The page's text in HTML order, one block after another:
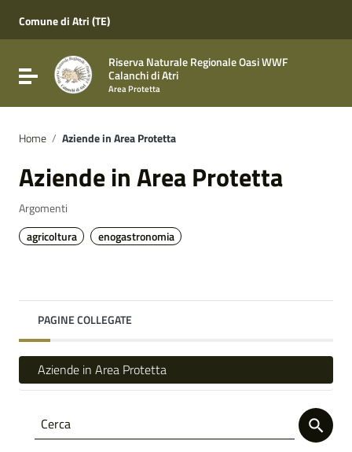
Vai al menu di navigazione
Vai al footer
Comune di Atri (TE)
Attiva / disattiva la navigazione
Riserva Naturale Regionale Oasi WWF
Calanchi di Atri
Area Protetta
Home / Aziende in Area Protetta
Aziende in Area Protetta
Argomenti
agricoltura
enogastronomia
PAGINE COLLEGATE
Aziende in Area Protetta